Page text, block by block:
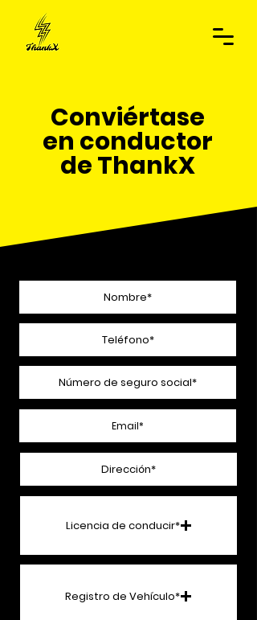
Conviértase
en conductor
de ThankX
Licencia de conducir*
Cargar archivo compatible (máximo 15 MB)
Registro de Vehículo*